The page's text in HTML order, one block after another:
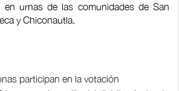
en urnas de las comunidades de San
y Chiconautla.